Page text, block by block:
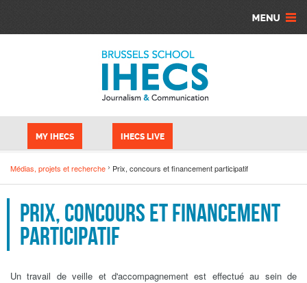
MY IHECS IHECS LIVE
Médias, projets et recherche Prix, concours et financement participatif
Prix, concours et financement
participatif
Un travail de veille et d'accompagnement est effectué au sein de